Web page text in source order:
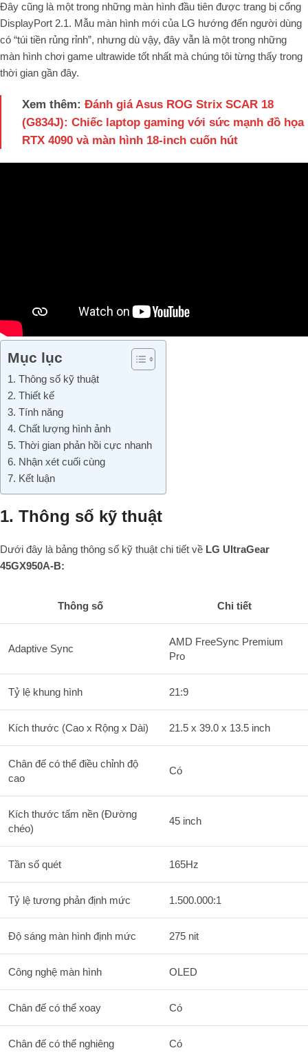
Đây cũng là một trong những màn hình đầu tiên được trang bị cổng
DisplayPort 2.1. Mẫu màn hình mới của LG hướng đến người dùng
có “túi tiền rủng rỉnh”, nhưng dù vậy, đây vẫn là một trong những
màn hình chơi game ultrawide tốt nhất mà chúng tôi từng thấy trong
thời gian gần đây.
Xem thêm: Đánh giá Asus ROG Strix SCAR 18
(G834J): Chiếc laptop gaming với sức mạnh đồ họa
RTX 4090 và màn hình 18-inch cuốn hút
Mục lục
1. Thông số kỹ thuật
2. Thiết kế
3. Tính năng
4. Chất lượng hình ảnh
5. Thời gian phản hồi cực nhanh
6. Nhận xét cuối cùng
7. Kết luận
1. Thông số kỹ thuật
Dưới đây là bảng thông số kỹ thuật chi tiết về LG UltraGear
45GX950A-B:
Thông số Chi tiết
Adaptive Sync
AMD FreeSync Premium
Pro
Tỷ lệ khung hình 21:9
Kích thước (Cao x Rộng x Dài) 21.5 x 39.0 x 13.5 inch
Chân đế có thể điều chỉnh độ
cao
Có
Kích thước tấm nền (Đường
chéo)
45 inch
Tần số quét 165Hz
Tỷ lệ tương phản định mức 1.500.000:1
Độ sáng màn hình định mức 275 nit
Công nghệ màn hình OLED
Chân đế có thể xoay Có
Chân đế có thể nghiêng Có